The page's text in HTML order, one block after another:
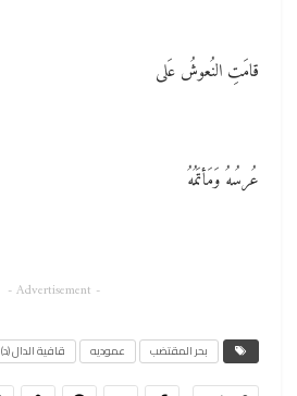
قامَتِ النُعوشُ عَلى
عُرسُهُ وَمَأتَمُهُ
- Advertisement -
بحر المقتضب عموديه قافية الدال (د)